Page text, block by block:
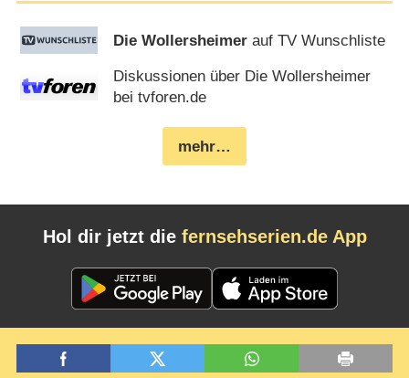
Die Wollersheimer auf TV Wunschliste
Diskussionen über Die Wollersheimer
bei tvforen.de
mehr…
Hol dir jetzt die fernsehserien.de App